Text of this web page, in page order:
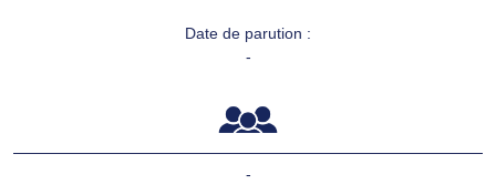
Date de parution :
-
-